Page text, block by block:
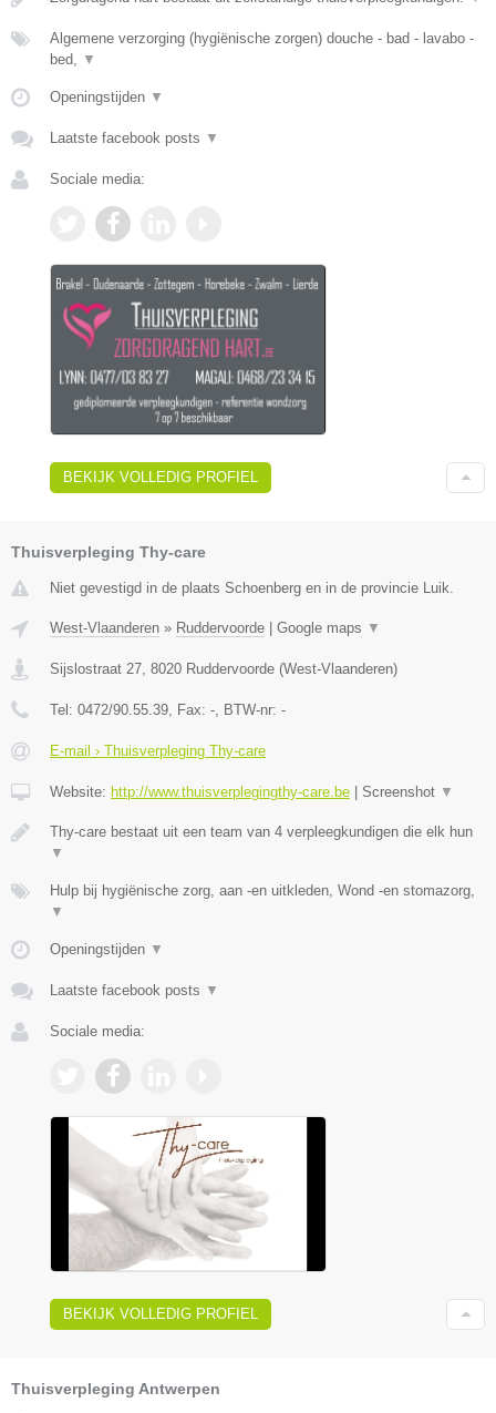
Algemene verzorging (hygiënische zorgen) douche - bad - lavabo -
bed,
▼
Openingstijden ▼
Laatste facebook posts ▼
Sociale media:
BEKIJK VOLLEDIG PROFIEL
Thuisverpleging Thy-care
Niet gevestigd in de plaats Schoenberg en in de provincie Luik.
West-Vlaanderen » Ruddervoorde Google maps ▼
Sijslostraat 27, 8020 Ruddervoorde (West-Vlaanderen)
Tel: 0472/90.55.39, Fax: -, BTW-nr: -
E-mail › Thuisverpleging Thy-care
Website: http://www.thuisverplegingthy-care.be Screenshot ▼
Thy-care bestaat uit een team van 4 verpleegkundigen die elk hun
▼
Hulp bij hygiënische zorg, aan -en uitkleden, Wond -en stomazorg,
▼
Openingstijden ▼
Laatste facebook posts ▼
Sociale media:
BEKIJK VOLLEDIG PROFIEL
Thuisverpleging Antwerpen